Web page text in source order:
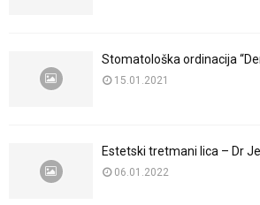
Stomatološka ordinacija
15.01.2021
Estetski tretmani lica – Dr
06.01.2022